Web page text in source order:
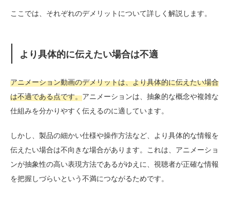
ここでは、それぞれのデメリットについて詳しく解説します。
より具体的に伝えたい場合は不適
アニメーション動画のデメリットは、より具体的に伝えたい場合
は不適である点です。アニメーションは、抽象的な概念や複雑な
仕組みを分かりやすく伝えるのに適しています。
しかし、製品の細かい仕様や操作方法など、より具体的な情報を
伝えたい場合は不向きな場合があります。これは、アニメーショ
ンが抽象性の高い表現方法であるがゆえに、視聴者が正確な情報
を把握しづらいという不満につながるためです。